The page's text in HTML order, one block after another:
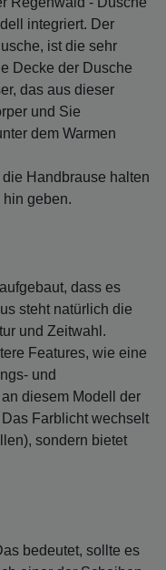
integriert. Der
ist die sehr
Decke der Dusche
das aus dieser
und Sie
dem Warmen
Handbrause halten
geben.
dass es
steht natürlich die
und Zeitwahl.
Features, wie eine
und
diesem Modell der
Farblicht wechselt
sondern bietet
bedeutet, sollte es